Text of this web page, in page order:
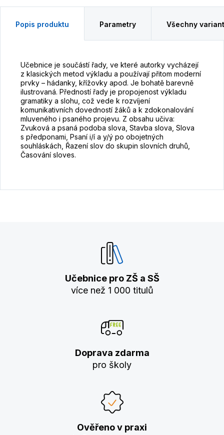
Popis produktu Parametry Všechny
Učebnice je součástí řady, ve které autorky vycházejí
z klasických metod výkladu a používají přitom moderní
prvky – hádanky, křížovky apod. Je bohatě barevně
ilustrovaná. Předností řady je propojenost výkladu
gramatiky a slohu, což vede k rozvíjení
komunikativních dovedností žáků a k zdokonalování
mluveného i psaného projevu. Z obsahu učiva:
Zvuková a psaná podoba slova, Stavba slova, Slova
s předponami, Psaní i/í a y/ý po obojetných
souhláskách, Řazení slov do skupin slovních druhů,
Časování sloves.
Učebnice pro ZŠ a SŠ
více než 1 000 titulů
Doprava zdarma
pro školy
Ověřeno v praxi